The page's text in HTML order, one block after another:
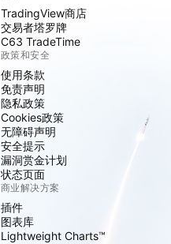
TradingView商店
交易者塔罗牌
C63 TradeTime
政策和安全
使用条款
免责声明
隐私政策
Cookies政策
无障碍声明
安全提示
漏洞赏金计划
状态页面
商业解决方案
插件
图表库
Lightweight Charts™